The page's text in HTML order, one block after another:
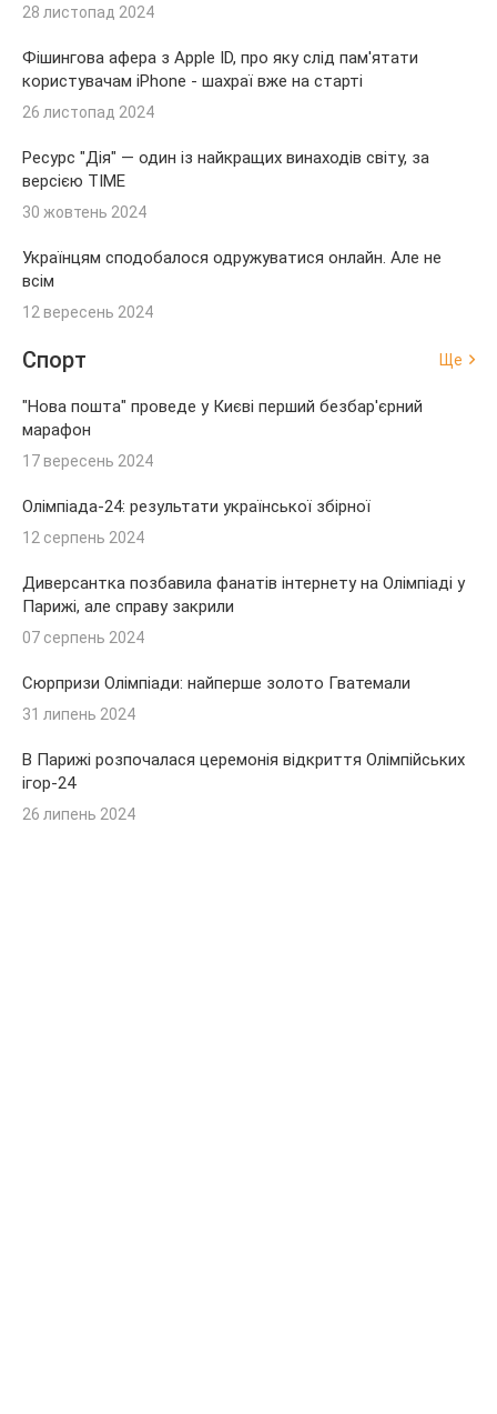
28 листопад 2024
Фішингова афера з Apple ID, про яку слід пам'ятати
користувачам iPhone - шахраї вже на старті
26 листопад 2024
Ресурс "Дія" — один із найкращих винаходів світу, за
версією TIME
30 жовтень 2024
Українцям сподобалося одружуватися онлайн. Але не
всім
12 вересень 2024
Спорт Ще
"Нова пошта" проведе у Києві перший безбар'єрний
марафон
17 вересень 2024
Олімпіада-24: результати української збірної
12 серпень 2024
Диверсантка позбавила фанатів інтернету на Олімпіаді у
Парижі, але справу закрили
07 серпень 2024
Сюрпризи Олімпіади: найперше золото Гватемали
31 липень 2024
В Парижі розпочалася церемонія відкриття Олімпійських
ігор-24
26 липень 2024